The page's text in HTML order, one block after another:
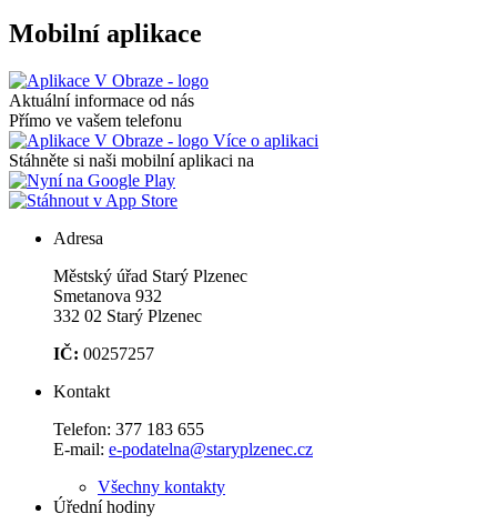
Mobilní aplikace
Aktuální informace od nás
Přímo ve vašem telefonu
Více o aplikaci
Stáhněte si naši mobilní aplikaci na
Adresa
Městský úřad Starý Plzenec
Smetanova 932
332 02 Starý Plzenec
IČ: 00257257
Kontakt
Telefon: 377 183 655
E-mail: e-podatelna@staryplzenec.cz
Všechny kontakty
Úřední hodiny